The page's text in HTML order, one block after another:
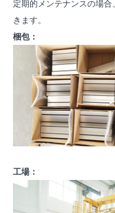
定期的メンテナンスの場
きます。
梱包：
工場：